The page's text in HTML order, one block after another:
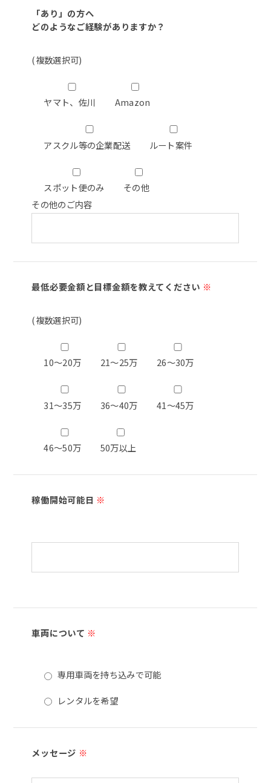
「あり」の方へ
どのようなご経験がありますか？
(複数選択可)
ヤマト、佐川 Amazon
アスクル等の企業配送 ルート案件
スポット便のみ
その他
その他のご内容
最低必要金額と目標金額を教えてください ※
(複数選択可)
10～20万 21～25万 26～30万
31～35万 36～40万 41～45万
46～50万 50万以上
稼働開始可能日 ※
車両について ※
専用車両を持ち込みで可能
レンタルを希望
メッセージ ※